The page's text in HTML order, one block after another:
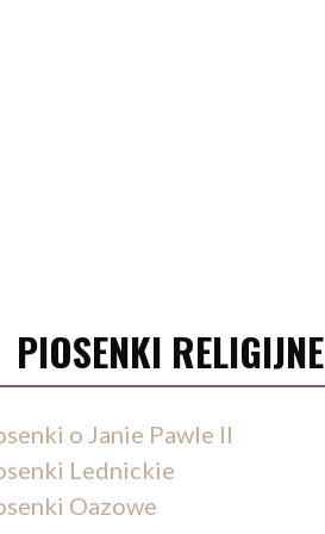
PIOSENKI RELIGIJNE
o Janie Pawle II
Lednickie
Oazowe